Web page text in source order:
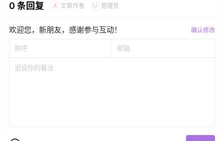
0 条回复 A 文章作者 M 管理员
欢迎您，新朋友，感谢参与互动！ 确认修改